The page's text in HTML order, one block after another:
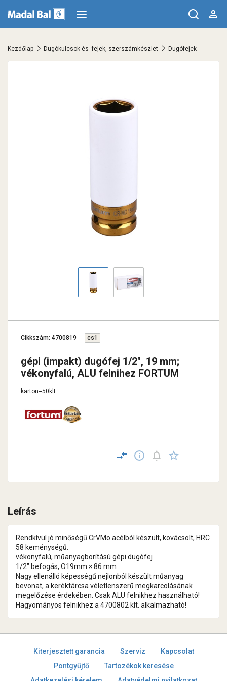
Kezdőlap > Dugókulcsok és -fejek, szerszámkészlet > Dugófejek
Cikkszám: 4700819 cs1
gépi (impakt) dugófej 1/2", 19 mm;
vékonyfalú, ALU felnihez FORTUM
karton=50klt
Leírás
Rendkívül jó minőségű CrVMo acélból készült, kovácsolt, HRC
58 keménységű.
vékonyfalú, műanyagborítású gépi dugófej
1/2" befogás, O19mm × 86 mm
Nagy ellenálló képességű nejlonból készült műanyag
bevonat, a keréktárcsa véletlenszerű megkarcolásának
megelőzése érdekében. Csak ALU felnikhez használható!
Hagyományos felnikhez a 4700802 klt. alkalmazható!
Kiterjesztett garancia Szerviz
Kapcsolat
Pontgyűjtő
Tartozékok keresése